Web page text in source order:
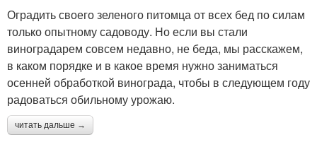
Оградить своего зеленого питомца от всех бед по силам
только опытному садоводу. Но если вы стали
виноградарем совсем недавно, не беда, мы расскажем,
в каком порядке и в какое время нужно заниматься
осенней обработкой винограда, чтобы в следующем году
радоваться обильному урожаю.
читать дальше →